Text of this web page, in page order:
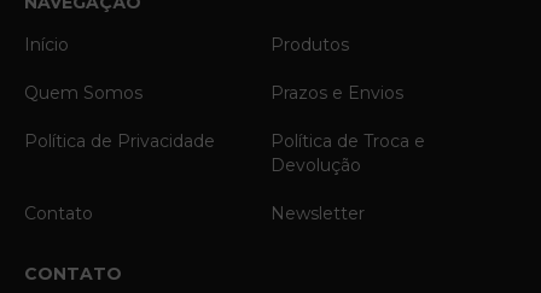
Início
Produtos
Quem Somos Prazos e Envios
Política de Privacidade
Política de Troca e
Devolução
Contato Newsletter
CONTATO